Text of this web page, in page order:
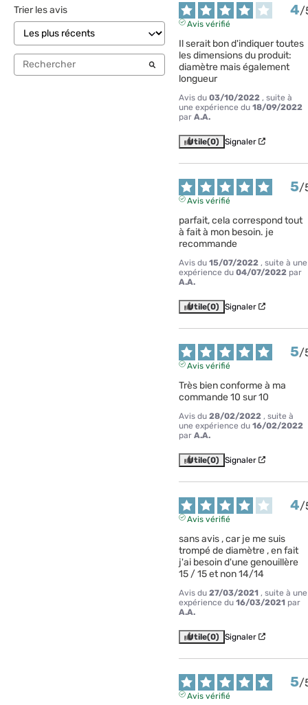
Trier les avis 4/
Avis vérifié
Il serait bon d'indiquer toutes
les dimensions du produit:
diamètre mais également
longueur
Avis du 03/10/2022 , suite à
une expérience du 18/09/2022
par A.A.
Utile(0) Signaler
5/
Avis vérifié
parfait, cela correspond tout
à fait à mon besoin. je
recommande
Avis du 15/07/2022 , suite à une
expérience du 04/07/2022 par
A.A.
Utile(0) Signaler
5/
Avis vérifié
Très bien conforme à ma
commande 10 sur 10
Avis du 28/02/2022 , suite à
une expérience du 16/02/2022
par A.A.
Utile(0) Signaler
4/
Avis vérifié
sans avis , car je me suis
trompé de diamètre , en fait
j'ai besoin d'une genouillère
15 / 15 et non 14/14
Avis du 27/03/2021 , suite à une
expérience du 16/03/2021 par
A.A.
Utile(0) Signaler
5/
Avis vérifié